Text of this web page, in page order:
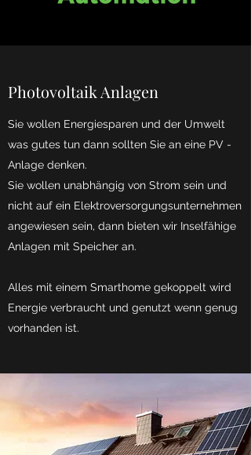
Photovoltaik Anlagen
Sie wollen Energiesparen und der Umwelt
was gutes tun dann sollten Sie an eine PV -
Anlage denken.
Sie wollen unabhängig von Strom sein und
nicht auf ein Elektroversorgungsunternehmen
angewiesen sein, dann bieten wir Inselfähige
Anlagen mit Speicher an.
Alles mit einem Smarthome gekoppelt wird
Energie verbraucht und genutzt wenn genug
vorhanden ist.